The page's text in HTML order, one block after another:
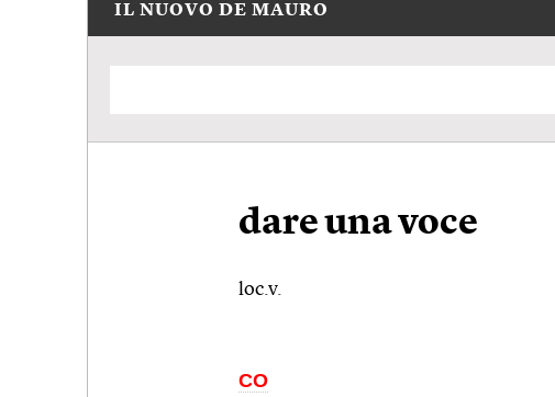
IL NUOVO DE MAURO
dare una voce
loc.v.
CO